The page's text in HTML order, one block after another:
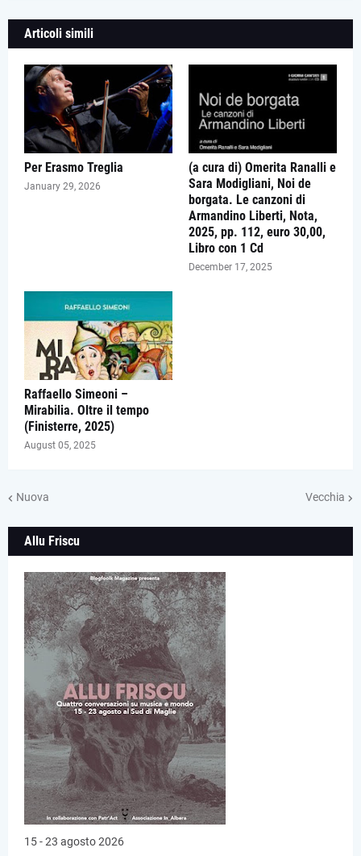
Articoli simili
Per Erasmo Treglia
January 29, 2026
(a cura di) Omerita Ranalli e
Sara Modigliani, Noi de
borgata. Le canzoni di
Armandino Liberti, Nota,
2025, pp. 112, euro 30,00,
Libro con 1 Cd
December 17, 2025
Raffaello Simeoni –
Mirabilia. Oltre il tempo
(Finisterre, 2025)
August 05, 2025
Nuova Vecchia
Allu Friscu
15 - 23 agosto 2026